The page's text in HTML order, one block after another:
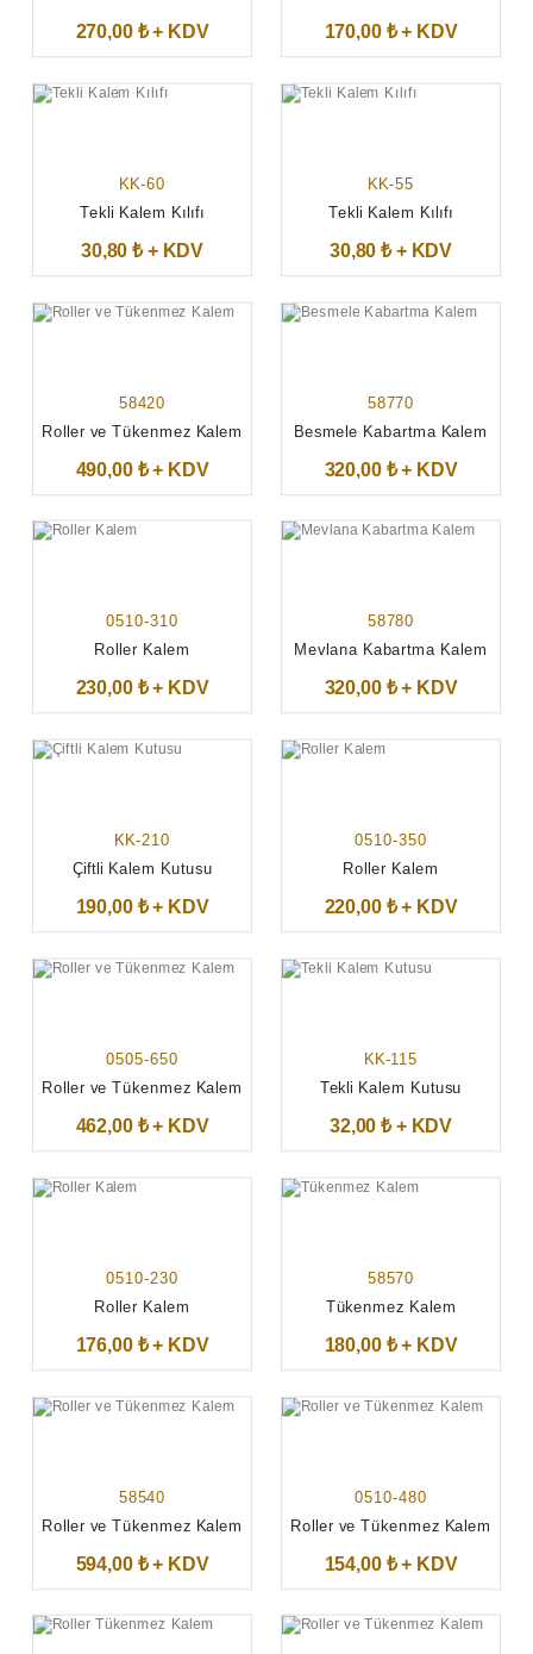
270,00 ₺ + KDV 170,00 ₺ + KDV
KK-60
Tekli Kalem Kılıfı
30,80 ₺ + KDV
KK-55
Tekli Kalem Kılıfı
30,80 ₺ + KDV
58420
Roller ve Tükenmez Kalem
490,00 ₺ + KDV
58770
Besmele Kabartma Kalem
320,00 ₺ + KDV
0510-310
Roller Kalem
230,00 ₺ + KDV
58780
Mevlana Kabartma Kalem
320,00 ₺ + KDV
KK-210
Çiftli Kalem Kutusu
190,00 ₺ + KDV
0510-350
Roller Kalem
220,00 ₺ + KDV
0505-650
Roller ve Tükenmez Kalem
462,00 ₺ + KDV
KK-115
Tekli Kalem Kutusu
32,00 ₺ + KDV
0510-230
Roller Kalem
176,00 ₺ + KDV
58570
Tükenmez Kalem
180,00 ₺ + KDV
58540
Roller ve Tükenmez Kalem
594,00 ₺ + KDV
0510-480
Roller ve Tükenmez Kalem
154,00 ₺ + KDV